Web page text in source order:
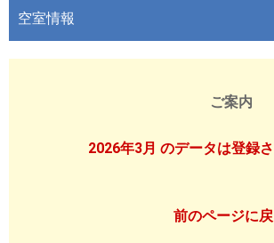
空室情報
ご案内
2026年3月 のデータは登録さ
前のページに